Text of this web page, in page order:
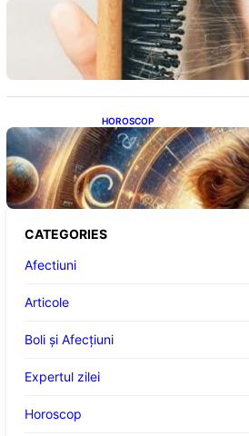
Semnele unei
Impactul asupra
HOROSCOP
Portalul Leului 8/8:
Abundență pentru
CATEGORIES
Afectiuni
Articole
Boli și Afecțiuni
Expertul zilei
Horoscop